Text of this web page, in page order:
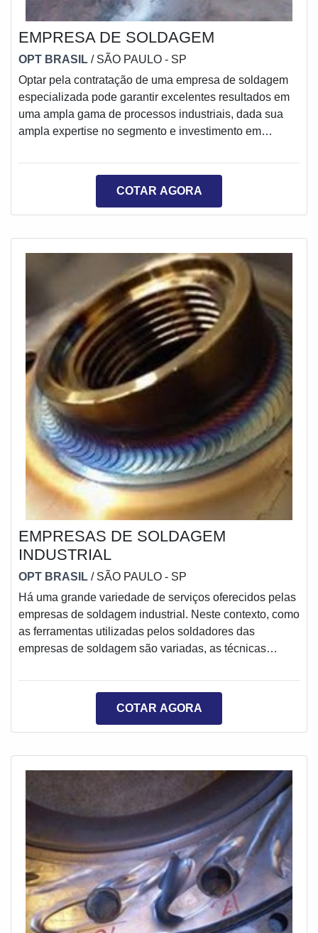
EMPRESA DE SOLDAGEM
OPT BRASIL / SÃO PAULO - SP
Optar pela contratação de uma empresa de soldagem
especializada pode garantir excelentes resultados em
uma ampla gama de processos industriais, dada sua
ampla expertise no segmento e investimento em
mão de obra especializada é capaz de promover
funcionalidade.Diferenciais que o material ofereceToda
ao processo de
COTAR AGORA
EMPRESAS DE SOLDAGEM
INDUSTRIAL
OPT BRASIL / SÃO PAULO - SP
Há uma grande variedade de serviços oferecidos pelas
empresas de soldagem industrial. Neste contexto, como
as ferramentas utilizadas pelos soldadores das
empresas de soldagem são variadas, as técnicas
mais diversificadas, e cada uma se aplica a um tipo de
soldagem MIG: um subtipo de soldagem a arco de
COTAR AGORA